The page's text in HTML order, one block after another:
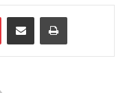
PinterestShare via Email Print